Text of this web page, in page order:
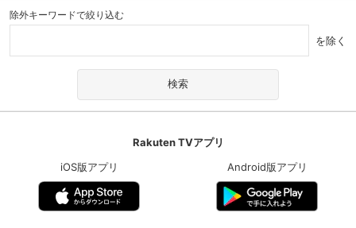
除外キーワードで絞り込む
を除く
Rakuten TVアプリ
iOS版アプリ
Android版アプリ